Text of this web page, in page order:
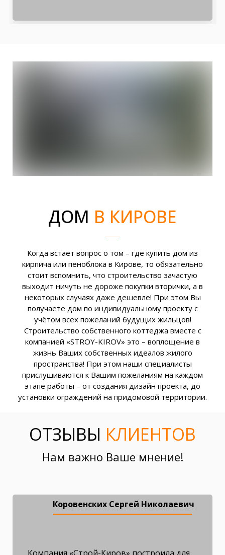
ДОМ В КИРОВЕ
Когда встаёт вопрос о том – где купить дом из
кирпича или пеноблока в Кирове, то обязательно
стоит вспомнить, что строительство зачастую
выходит ничуть не дороже покупки вторички, а в
некоторых случаях даже дешевле! При этом Вы
получаете дом по индивидуальному проекту с
учётом всех пожеланий будущих жильцов!
Строительство собственного коттеджа вместе с
компанией «STROY-KIROV» это – воплощение в
жизнь Ваших собственных идеалов жилого
пространства! При этом наши специалисты
прислушиваются к Вашим пожеланиям на каждом
этапе работы – от создания дизайн проекта, до
установки ограждений на придомовой территории.
ОТЗЫВЫ КЛИЕНТОВ
Нам важно Ваше мнение!
Коровенских Сергей Николаевич